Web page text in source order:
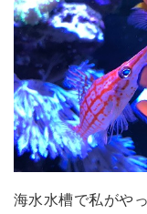
海水水槽で私がや